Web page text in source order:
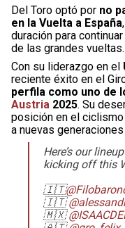
Del Toro optó por no
en la Vuelta a España
duración para
de las grandes vueltas.
Con su liderazgo en el
reciente éxito en el
perfila como uno de
Austria 2025. Su
posición en el
a nuevas
Here’s our
kicking off this
🇮🇹
🇮🇹
🇲🇽